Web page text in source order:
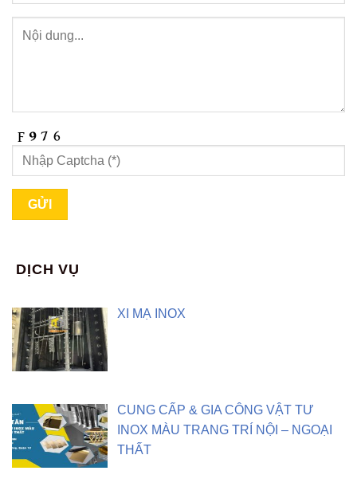
DỊCH VỤ
XI MẠ INOX
CUNG CẤP & GIA CÔNG VẬT TƯ
INOX MÀU TRANG TRÍ NỘI – NGOẠI
THẤT